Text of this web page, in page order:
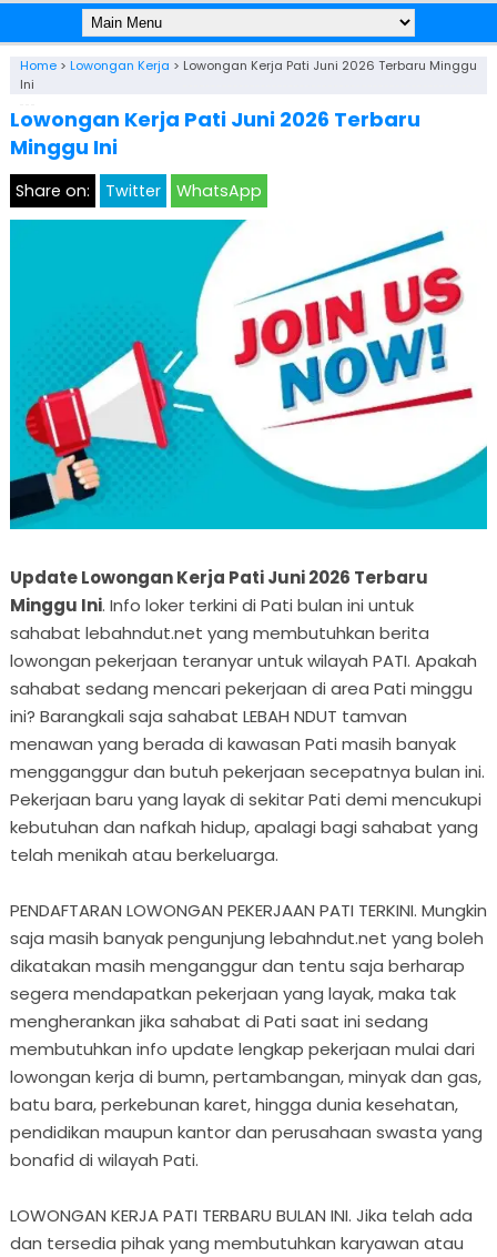
Home> Lowongan Kerja > Lowongan Kerja Pati Juni 2026 Terbaru Minggu
Ini
Lowongan Kerja Pati Juni 2026 Terbaru
Minggu Ini
Share on: Twitter WhatsApp
Update Lowongan Kerja Pati Juni 2026 Terbaru
Minggu Ini. Info loker terkini di Pati bulan ini untuk
sahabat lebahndut.net yang membutuhkan berita
lowongan pekerjaan teranyar untuk wilayah PATI. Apakah
sahabat sedang mencari pekerjaan di area Pati minggu
ini? Barangkali saja sahabat LEBAH NDUT tamvan
menawan yang berada di kawasan Pati masih banyak
mengganggur dan butuh pekerjaan secepatnya bulan ini.
Pekerjaan baru yang layak di sekitar Pati demi mencukupi
kebutuhan dan nafkah hidup, apalagi bagi sahabat yang
telah menikah atau berkeluarga.
PENDAFTARAN LOWONGAN PEKERJAAN PATI TERKINI. Mungkin
saja masih banyak pengunjung lebahndut.net yang boleh
dikatakan masih menganggur dan tentu saja berharap
segera mendapatkan pekerjaan yang layak, maka tak
mengherankan jika sahabat di Pati saat ini sedang
membutuhkan info update lengkap pekerjaan mulai dari
lowongan kerja di bumn, pertambangan, minyak dan gas,
batu bara, perkebunan karet, hingga dunia kesehatan,
pendidikan maupun kantor dan perusahaan swasta yang
bonafid di wilayah Pati.
LOWONGAN KERJA PATI TERBARU BULAN INI. Jika telah ada
dan tersedia pihak yang membutuhkan karyawan atau